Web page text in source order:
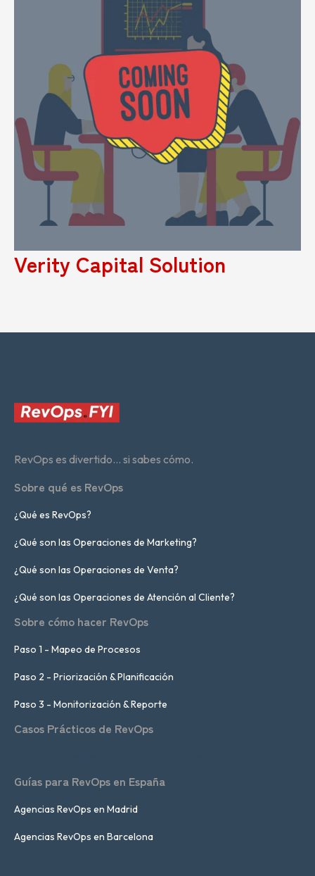
Verity Capital Solution
RevOps es divertido... si sabes cómo.
Sobre qué es RevOps
¿Qué es RevOps?
¿Qué son las Operaciones de Marketing?
¿Qué son las Operaciones de Venta?
¿Qué son las Operaciones de Atención al Cliente?
Sobre cómo hacer RevOps
Paso 1 - Mapeo de Procesos
Paso 2 - Priorización & Planificación
Paso 3 - Monitorización & Reporte
Casos Prácticos de RevOps
Guías para RevOps en España
Agencias RevOps en Madrid
Agencias RevOps en Barcelona